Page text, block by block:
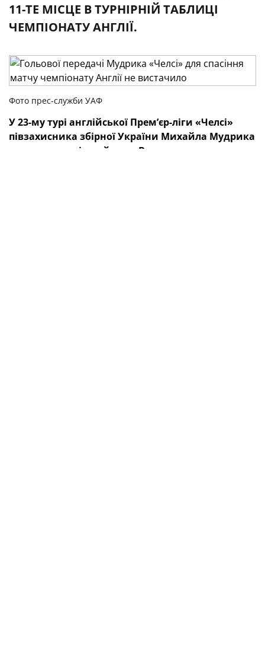
11-ТЕ МІСЦЕ В ТУРНІРНІЙ ТАБЛИЦІ
ЧЕМПІОНАТУ АНГЛІЇ.
Фото прес-служби УАФ
У 23-му турі англійської Прем’єр-ліги «Челсі»
півзахисника збірної України Михайла Мудрика
на своєму полі приймав «Вулвергемптон».